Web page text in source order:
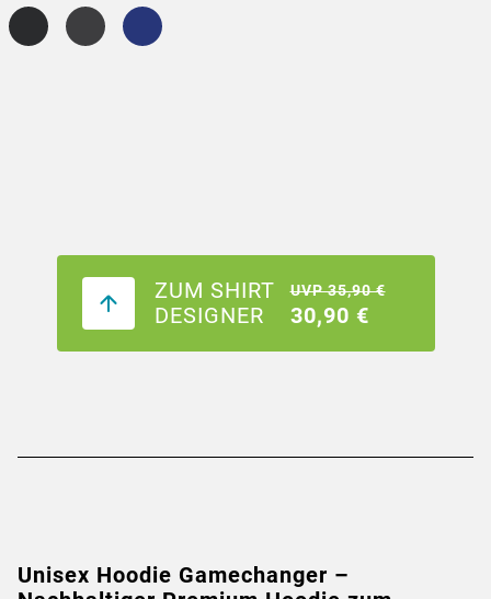
ZUM SHIRT
DESIGNER
UVP 35,90 €
30,90 €
Unisex Hoodie Gamechanger –